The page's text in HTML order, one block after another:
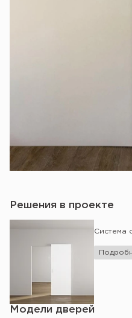
Решения в проекте
Система
Модели дверей